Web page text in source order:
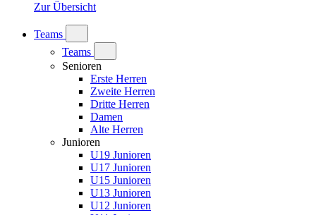
Zur Übersicht
Teams
Teams
Senioren
Erste Herren
Zweite Herren
Dritte Herren
Damen
Alte Herren
Junioren
U19 Junioren
U17 Junioren
U15 Junioren
U13 Junioren
U12 Junioren